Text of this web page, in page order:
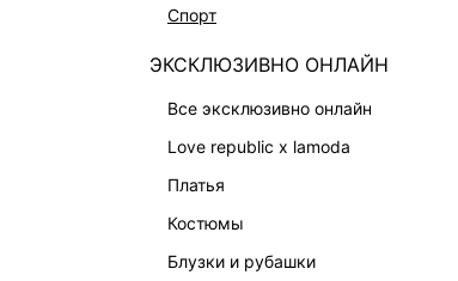
спорт
ЭКСКЛЮЗИВНО ОНЛАЙН
все эксклюзивно онлайн
love republic x lamoda
платья
костюмы
блузки и рубашки
КАПСУЛЬНЫЙ ГАРДЕРОБ
БОХО-ШИК
В ОТТЕНКАХ СЕРОГО
LOVE REPUBLIC MAISON
ДАЙДЖЕСТ